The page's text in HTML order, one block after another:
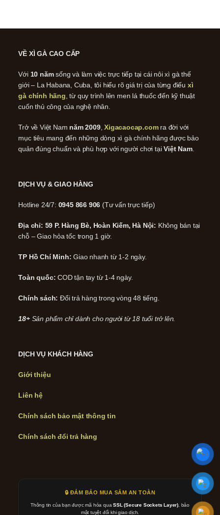
VỀ XÌ GÀ CAO CẤP
Với 10 nămsống và làm việc trực tiếp tại cái nôi xì gà thế
giới – La Habana, Cuba, tôi hiểu rõ giá trị của từng điếu xì
gà chính hãng , từ quy trình lên men lá thuốc đến kỹ thuật
cuốn thủ công của nghệ nhân.
Trở về Việt Nam năm 2009,Xigacaocap.comra đời với
mục tiêu mang đến những dòng xì gà chính hãng được bảo
quản đúng chuẩn và phù hợp với người chơi tạiViệt Nam.
DỊCH VỤ & GIAO HÀNG
Hotline 24/7: 0945 866 906 (Tư vấn trực tiếp)
Địa chỉ: 59 P. Hàng Bè, Hoàn Kiếm, Hà Nội: Không bán tại
chỗ – Giao hỏa tốc trong 1 giờ.
TP Hồ Chí Minh: Giao nhanh từ 1-2 ngày.
Toàn quốc: COD tận tay từ 1-4 ngày.
Chính sách: Đổi trả hàng trong vòng 48 tiếng.
18+ Sản phẩm chỉ dành cho người từ 18 tuổi trở lên.
DỊCH VỤ KHÁCH HÀNG
Giới thiệu
Liên hệ
Chính sách bảo mật thông tin
Chính sách đổi trả hàng
🔒 ĐẢM BẢO MUA SẮM AN TOÀN
Thông tin của bạn được mã hóa quaSSL (Secure Sockets Layer) , bảo
mật tuyệt đối khi giao dịch.